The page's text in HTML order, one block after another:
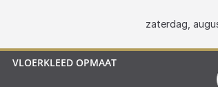
zaterdag,
VLOERKLEED OPMAAT